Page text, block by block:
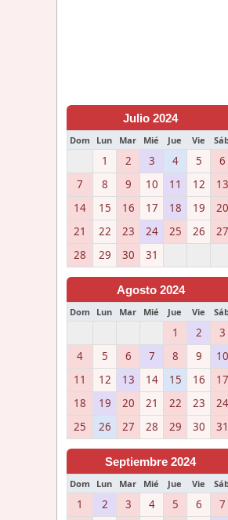
Julio 2024
Dom Lun Mar Mié Jue Vie
1 2 3 4 5
6
7
8 9 10 11 12
13
14
15 16 17 18 19
20
21
22 23 24 25 26
27
28
29 30 31
Agosto 2024
Dom Lun Mar Mié Jue Vie
1 2
3
4
5 6 7 8 9
10
11
12 13 14 15 16
17
18
19 20 21 22 23
24
25
26 27 28 29 30 31
Septiembre 2024
Dom Lun Mar Mié Jue Vie
1 2 3 4 5 6 7